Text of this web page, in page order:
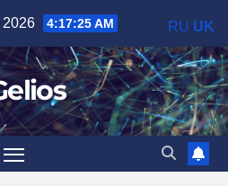
2026 4:17:27 AM RU UK